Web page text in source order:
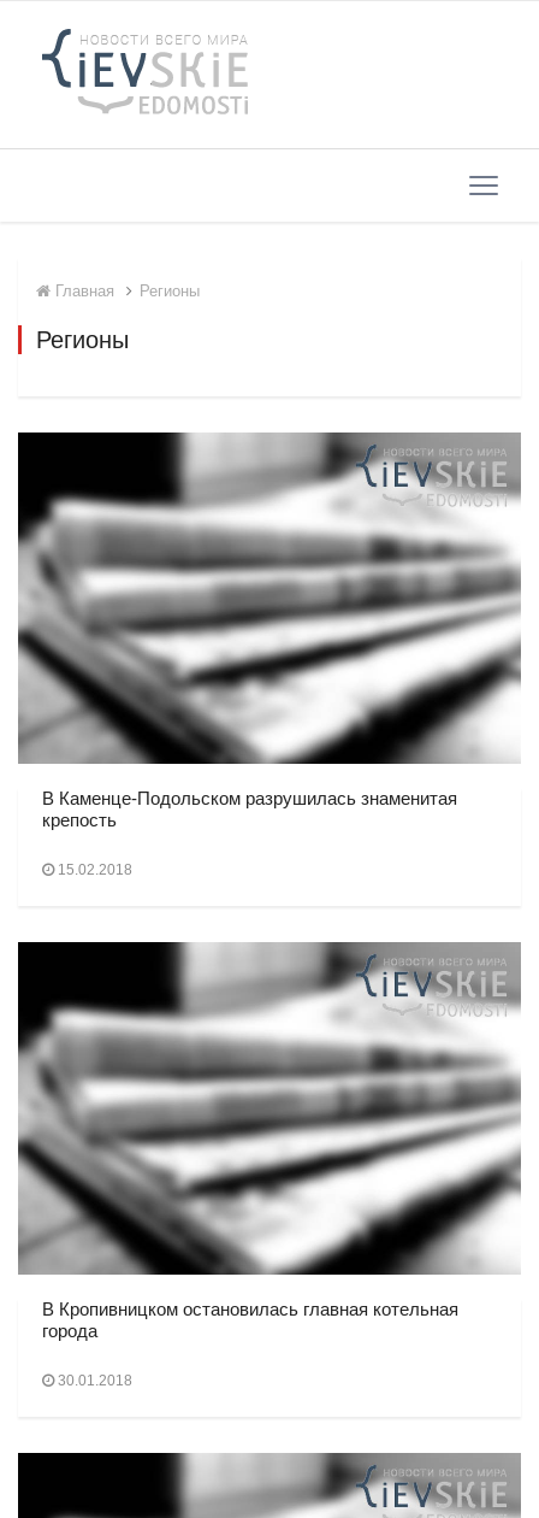
Главная Регионы
Регионы
В Каменце-Подольском разрушилась знаменитая
крепость
15.02.2018
В Кропивницком остановилась главная котельная
города
30.01.2018